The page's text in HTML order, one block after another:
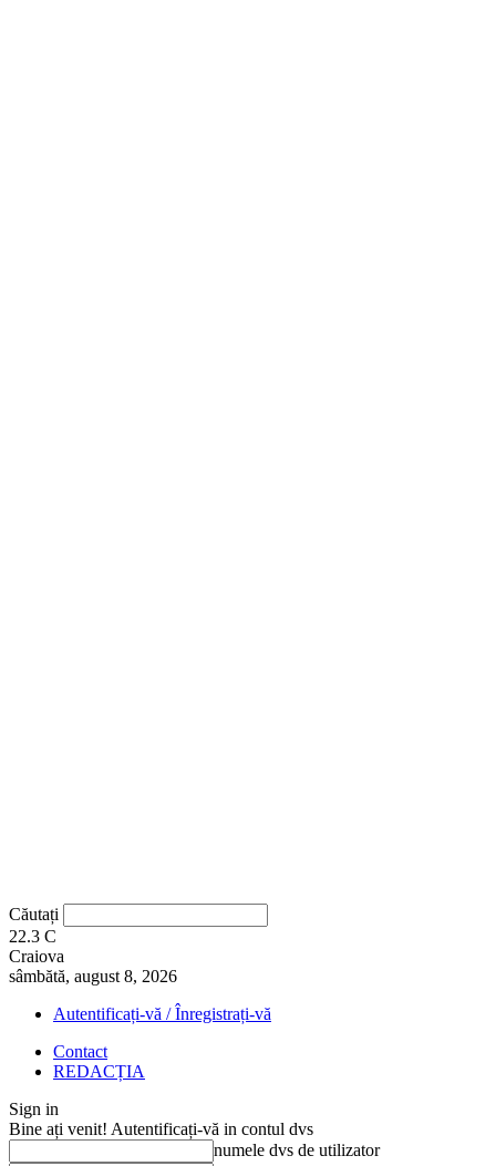
Căutați
22.3 C
Craiova
sâmbătă, august 8, 2026
Autentificați-vă / Înregistrați-vă
Contact
REDACȚIA
Sign in
Bine ați venit! Autentificați-vă in contul dvs
numele dvs de utilizator